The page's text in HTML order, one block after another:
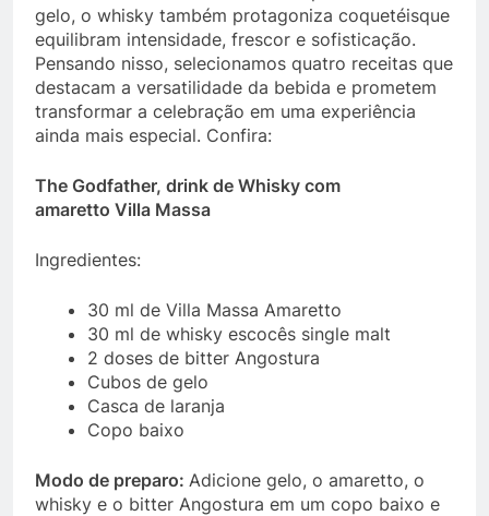
gelo, o whisky também protagoniza coquetéisque
equilibram intensidade, frescor e sofisticação.
Pensando nisso, selecionamos quatro receitas que
destacam a versatilidade da bebida e prometem
transformar a celebração em uma experiência
ainda mais especial. Confira:
The Godfather, drink de Whisky com
amaretto Villa Massa
Ingredientes:
30 ml de Villa Massa Amaretto
30 ml de whisky escocês single malt
2 doses de bitter Angostura
Cubos de gelo
Casca de laranja
Copo baixo
Modo de preparo: Adicione gelo, o amaretto, o
whisky e o bitter Angostura em um copo baixo e